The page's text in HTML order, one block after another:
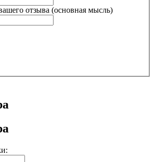
отзыва (основная мысль)